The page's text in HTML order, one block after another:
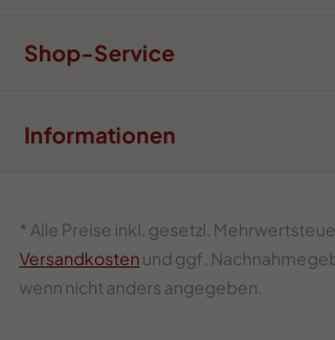
Shop-Service
Informationen
* Alle Preise inkl. gesetzl.
Versandkosten und ggf.
wenn nicht anders angegeben.